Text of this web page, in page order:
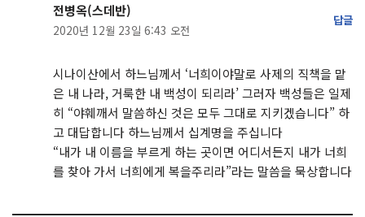
전병옥(스데반)
2020년 12월 23일 6:43 오전
답글
시나이산에서 하느님께서 ‘너희이야말로 사제의 직책을 맡
은 내 나라, 거룩한 내 백성이 되리라’ 그러자 백성들은 일제
히 “야훼깨서 말씀하신 것은 모두 그대로 지키겠습니다” 하
고 대답합니다 하느님께서 십계명을 주십니다
“내가 내 이름을 부르게 하는 곳이면 어디서든지 내가 너희
를 찾아 가서 너희에게 복을주리라”라는 말씀을 묵상합니다